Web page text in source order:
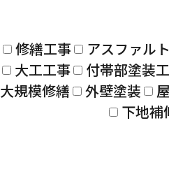
修繕工事
アスファル
大工工事
付帯部塗装
大規模修繕
外壁塗装
下地補